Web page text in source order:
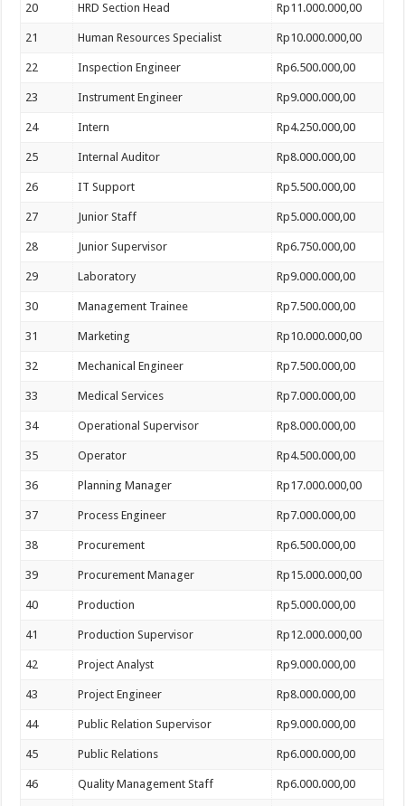
20 HRD Section Head Rp11.000.000,00
21 Human Resources Specialist Rp10.000.000,00
22 Inspection Engineer Rp6.500.000,00
23 Instrument Engineer Rp9.000.000,00
24 Intern Rp4.250.000,00
25 Internal Auditor Rp8.000.000,00
26 IT Support Rp5.500.000,00
27 Junior Staff Rp5.000.000,00
28 Junior Supervisor Rp6.750.000,00
29 Laboratory Rp9.000.000,00
30 Management Trainee Rp7.500.000,00
31 Marketing Rp10.000.000,00
32 Mechanical Engineer Rp7.500.000,00
33 Medical Services Rp7.000.000,00
34 Operational Supervisor Rp8.000.000,00
35 Operator Rp4.500.000,00
36 Planning Manager Rp17.000.000,00
37 Process Engineer Rp7.000.000,00
38 Procurement Rp6.500.000,00
39 Procurement Manager Rp15.000.000,00
40 Production Rp5.000.000,00
41 Production Supervisor Rp12.000.000,00
42 Project Analyst Rp9.000.000,00
43 Project Engineer Rp8.000.000,00
44 Public Relation Supervisor Rp9.000.000,00
45 Public Relations Rp6.000.000,00
46 Quality Management Staff Rp6.000.000,00